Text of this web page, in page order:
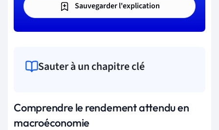
Sauvegarder l'explication
Sauter à un chapitre clé
Comprendre le rendement attendu en
macroéconomie